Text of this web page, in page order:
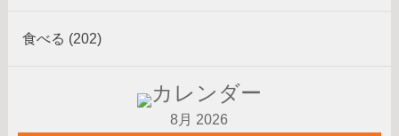
食べる (202)
8月 2026